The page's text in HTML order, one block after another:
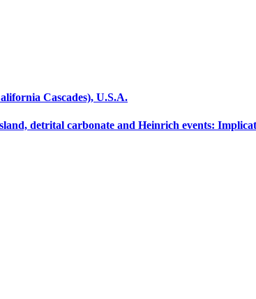
Cascades), U.S.A.
detrital carbonate and Heinrich events: